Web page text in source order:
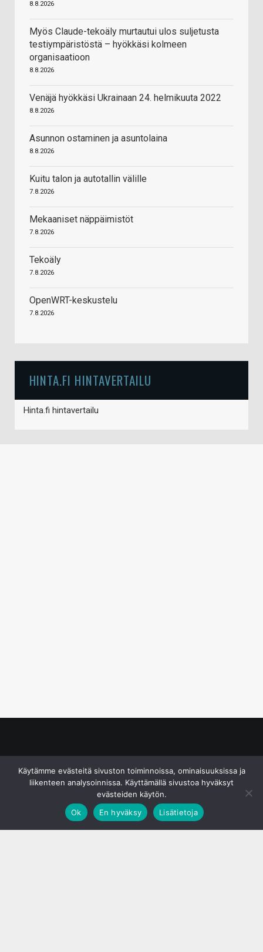
8.8.2026
Myös Claude-tekoäly murtautui ulos suljetusta
testiympäristöstä – hyökkäsi kolmeen
organisaatioon
8.8.2026
Venäjä hyökkäsi Ukrainaan 24. helmikuuta 2022
8.8.2026
Asunnon ostaminen ja asuntolaina
8.8.2026
Kuitu talon ja autotallin välille
7.8.2026
Mekaaniset näppäimistöt
7.8.2026
Tekoäly
7.8.2026
OpenWRT-keskustelu
7.8.2026
HINTA.FI HINTAVERTAILU
Hinta.fi hintavertailu
Käytämme evästeitä sivuston toiminnoissa, ominaisuuksissa ja
liikenteen analysoinnissa. Käyttämällä sivustoa hyväksyt
evästeiden käytön.
Ok
En hyväksy Lisätietoja